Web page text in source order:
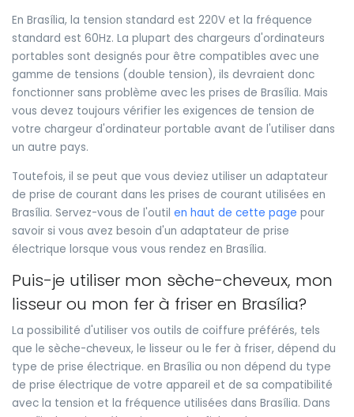
En Brasília, la tension standard est 220V et la fréquence
standard est 60Hz. La plupart des chargeurs d'ordinateurs
portables sont designés pour être compatibles avec une
gamme de tensions (double tension), ils devraient donc
fonctionner sans problème avec les prises de Brasília. Mais
vous devez toujours vérifier les exigences de tension de
votre chargeur d'ordinateur portable avant de l'utiliser dans
un autre pays.
Toutefois, il se peut que vous deviez utiliser un adaptateur
de prise de courant dans les prises de courant utilisées en
Brasília. Servez-vous de l'outil en haut de cette page pour
savoir si vous avez besoin d'un adaptateur de prise
électrique lorsque vous vous rendez en Brasília.
Puis-je utiliser mon sèche-cheveux, mon
lisseur ou mon fer à friser en Brasília?
La possibilité d'utiliser vos outils de coiffure préférés, tels
que le sèche-cheveux, le lisseur ou le fer à friser, dépend du
type de prise électrique. en Brasília ou non dépend du type
de prise électrique de votre appareil et de sa compatibilité
avec la tension et la fréquence utilisées dans Brasília. Dans